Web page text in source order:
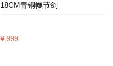
18CM青铜幠节剑
¥ 999